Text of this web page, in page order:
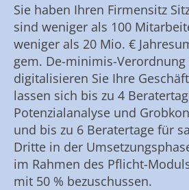
Sie haben Ihren Firmensitz
sind weniger als 100
weniger als 20 Mio. €
gem. De-minimis-
digitalisieren Sie Ihre
lassen sich bis zu 4
Potenzialanalyse und
und bis zu 6 Beratertage für
Dritte in der
im Rahmen des Pflicht-
mit 50 % bezuschussen.